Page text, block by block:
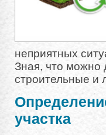
неприятных
Зная, что можно
строительные и
участка